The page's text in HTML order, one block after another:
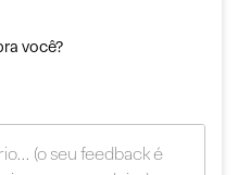
você?